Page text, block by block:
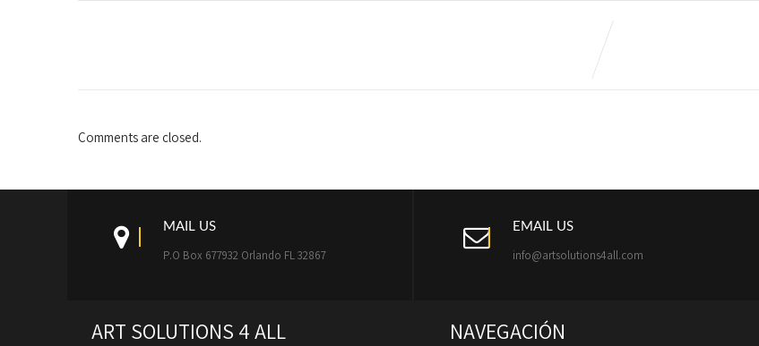
Comments are closed.
MAIL US
P.O Box 677932 Orlando FL 32867
EMAIL US
info@artsolutions4all.com
ART SOLUTIONS 4 ALL NAVEGACIÓN